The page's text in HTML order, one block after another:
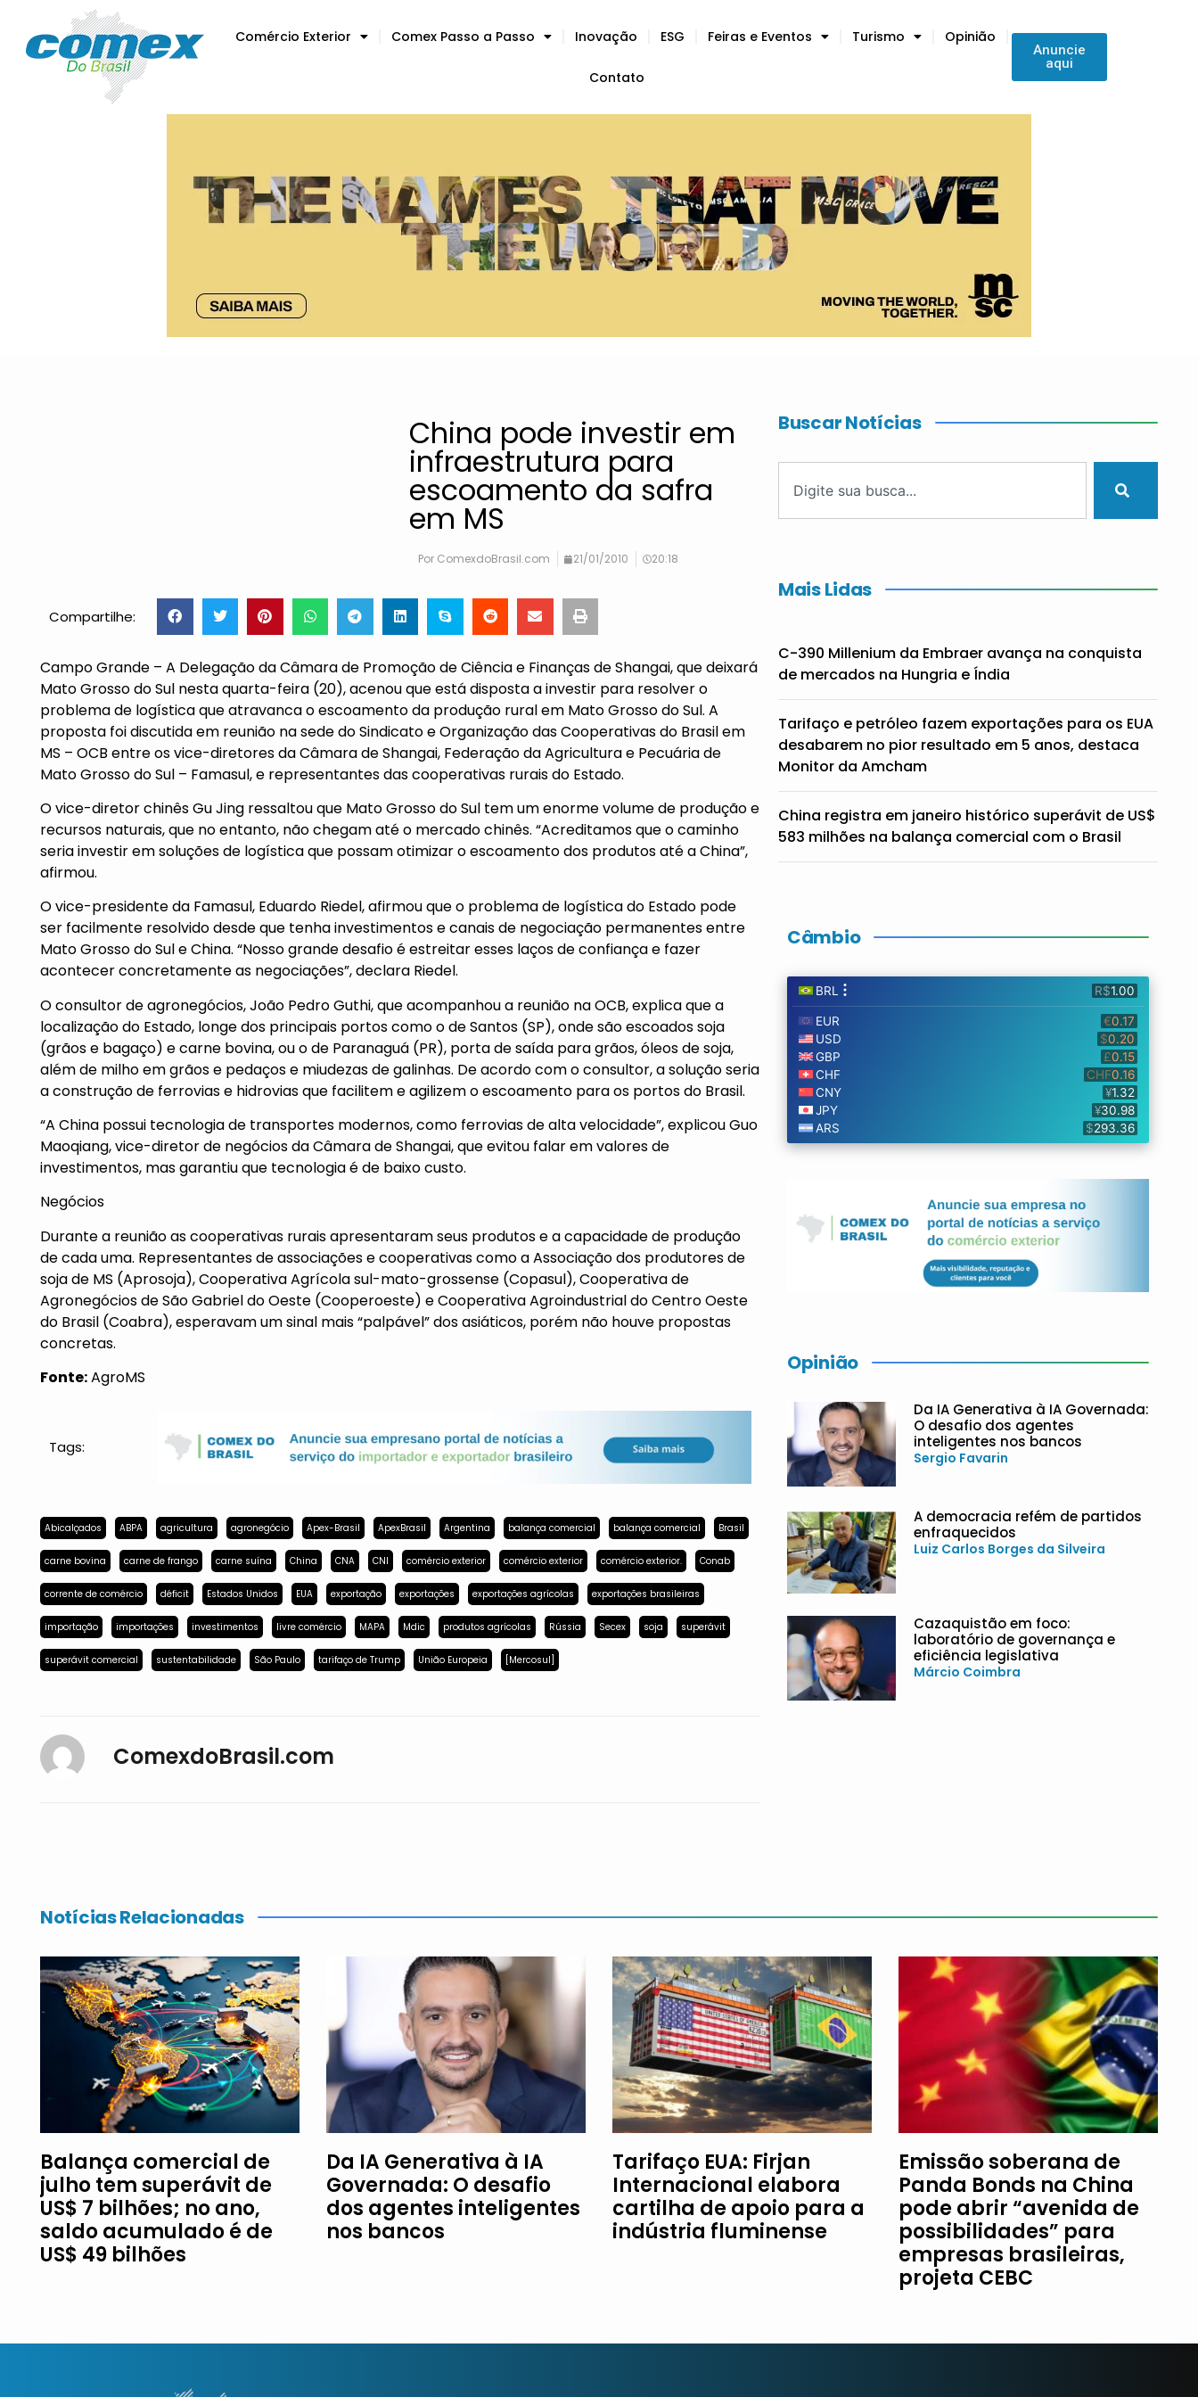
Comércio Exterior Comex Passo a Passo Inovação ESG Feiras e Eventos Turismo Opinião
Contato
Anuncie
aqui
China pode investir em
infraestrutura para
escoamento da safra
em MS
Por ComexdoBrasil.com 21/01/2010 20:18
Compartilhe:
Campo Grande – A Delegação da Câmara de Promoção de Ciência e Finanças de Shangai, que deixará
Mato Grosso do Sul nesta quarta-feira (20), acenou que está disposta a investir para resolver o
problema de logística que atravanca o escoamento da produção rural em Mato Grosso do Sul. A
proposta foi discutida em reunião na sede do Sindicato e Organização das Cooperativas do Brasil em
MS – OCB entre os vice-diretores da Câmara de Shangai, Federação da Agricultura e Pecuária de
Mato Grosso do Sul – Famasul, e representantes das cooperativas rurais do Estado.
O vice-diretor chinês Gu Jing ressaltou que Mato Grosso do Sul tem um enorme volume de produção e
recursos naturais, que no entanto, não chegam até o mercado chinês. “Acreditamos que o caminho
seria investir em soluções de logística que possam otimizar o escoamento dos produtos até a China”,
afirmou.
O vice-presidente da Famasul, Eduardo Riedel, afirmou que o problema de logística do Estado pode
ser facilmente resolvido desde que tenha investimentos e canais de negociação permanentes entre
Mato Grosso do Sul e China. “Nosso grande desafio é estreitar esses laços de confiança e fazer
acontecer concretamente as negociações”, declara Riedel.
O consultor de agronegócios, João Pedro Guthi, que acompanhou a reunião na OCB, explica que a
localização do Estado, longe dos principais portos como o de Santos (SP), onde são escoados soja
(grãos e bagaço) e carne bovina, ou o de Paranaguá (PR), porta de saída para grãos, óleos de soja,
além de milho em grãos e pedaços e miudezas de galinhas. De acordo com o consultor, a solução seria
a construção de ferrovias e hidrovias que facilitem e agilizem o escoamento para os portos do Brasil.
“A China possui tecnologia de transportes modernos, como ferrovias de alta velocidade”, explicou Guo
Maoqiang, vice-diretor de negócios da Câmara de Shangai, que evitou falar em valores de
investimentos, mas garantiu que tecnologia é de baixo custo.
Negócios
Durante a reunião as cooperativas rurais apresentaram seus produtos e a capacidade de produção
de cada uma. Representantes de associações e cooperativas como a Associação dos produtores de
soja de MS (Aprosoja), Cooperativa Agrícola sul-mato-grossense (Copasul), Cooperativa de
Agronegócios de São Gabriel do Oeste (Cooperoeste) e Cooperativa Agroindustrial do Centro Oeste
do Brasil (Coabra), esperavam um sinal mais “palpável” dos asiáticos, porém não houve propostas
concretas.
Fonte:AgroMS
Tags:
Abicalçados ABPA agricultura agronegócio Apex-Brasil ApexBrasil Argentina balança comercial balança comercial Brasil
carne bovina carne de frango carne suína China CNA CNI comércio exterior comércio exterior comércio exterior. Conab
corrente de comércio déficit Estados Unidos EUA exportação exportações exportações agrícolas exportações brasileiras
importação importações investimentos livre comércio MAPA Mdic produtos agrícolas Rússia Secex soja superávit
superávit comercial sustentabilidade São Paulo tarifaço de Trump União Europeia [Mercosul]
ComexdoBrasil.com
Buscar Notícias
Mais Lidas
C-390 Millenium da Embraer avança na conquista
de mercados na Hungria e Índia
Tarifaço e petróleo fazem exportações para os EUA
desabarem no pior resultado em 5 anos, destaca
Monitor da Amcham
China registra em janeiro histórico superávit de US$
583 milhões na balança comercial com o Brasil
Câmbio
Opinião
Da IA Generativa à IA Governada:
O desafio dos agentes
inteligentes nos bancos
Sergio Favarin
A democracia refém de partidos
enfraquecidos
Luiz Carlos Borges da Silveira
Cazaquistão em foco:
laboratório de governança e
eficiência legislativa
Márcio Coimbra
Notícias Relacionadas
Balança comercial de
julho tem superávit de
US$ 7 bilhões; no ano,
saldo acumulado é de
US$ 49 bilhões
Da IA Generativa à IA
Governada: O desafio
dos agentes inteligentes
nos bancos
Tarifaço EUA: Firjan
Internacional elabora
cartilha de apoio para a
indústria fluminense
Emissão soberana de
Panda Bonds na China
pode abrir “avenida de
possibilidades” para
empresas brasileiras,
projeta CEBC